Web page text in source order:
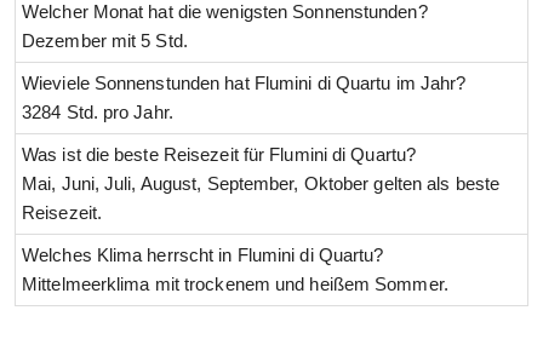
Welcher Monat hat die wenigsten Sonnenstunden?
Dezember mit 5 Std.
Wieviele Sonnenstunden hat Flumini di Quartu im Jahr?
3284 Std. pro Jahr.
Was ist die beste Reisezeit für Flumini di Quartu?
Mai, Juni, Juli, August, September, Oktober gelten als beste
Reisezeit.
Welches Klima herrscht in Flumini di Quartu?
Mittelmeerklima mit trockenem und heißem Sommer.